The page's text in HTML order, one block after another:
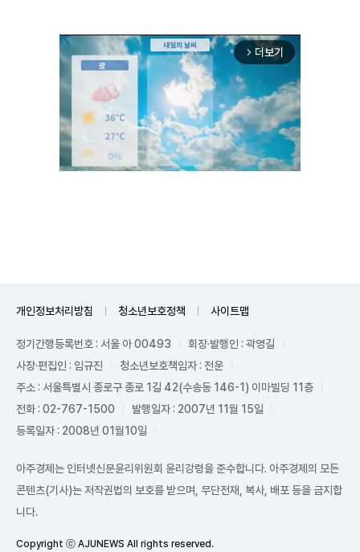
arrow_forward_ios 더보기
개인정보처리방침 청소년보호정책 사이트맵
정기간행등록번호 : 서울 아 00493
회장·발행인 : 곽영길
사장·편집인 : 임규진
청소년보호책임자 : 전운
주소 : 서울특별시 종로구 종로 1길 42(수송동 146-1) 이마빌딩 11층
전화 : 02-767-1500
발행일자 : 2007년 11월 15일
등록일자 : 2008년 01월10일
아주경제는 인터넷신문윤리위원회 윤리강령을 준수합니다. 아주경제의 모든
콘텐츠(기사)는 저작권법의 보호를 받으며, 무단전재, 복사, 배포 등을 금지합
니다.
Copyright ⓒ AJUNEWS All rights reserved.